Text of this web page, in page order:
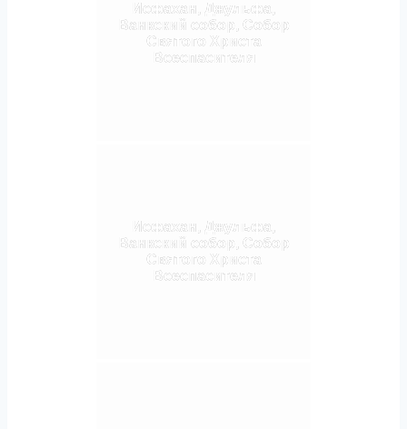
Исфахан, Джульфа,
Ванкский собор, Собор
Святого Христа
Всеспасителя
Исфахан, Джульфа,
Ванкский собор, Собор
Святого Христа
Всеспасителя